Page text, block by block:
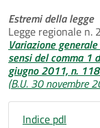
Estremi della legge
Legge regionale
Variazione
sensi del comma 1
giugno 2011, n.
(B.U. 30 novembre
Indice pdl